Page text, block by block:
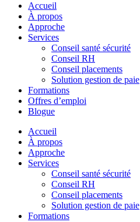
Accueil
À propos
Approche
Services
Conseil santé sécurité
Conseil RH
Conseil placements
Solution gestion de paie
Formations
Offres d’emploi
Blogue
Accueil
À propos
Approche
Services
Conseil santé sécurité
Conseil RH
Conseil placements
Solution gestion de paie
Formations